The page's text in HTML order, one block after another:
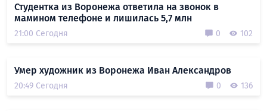
Студентка из Воронежа ответила на звонок в
мамином телефоне и лишилась 5,7 млн
21:00 Сегодня 0 102
Умер художник из Воронежа Иван Александров
20:49 Сегодня 0 136